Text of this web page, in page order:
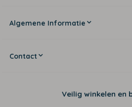
Algemene Informatie
Contact
Veilig winkelen en